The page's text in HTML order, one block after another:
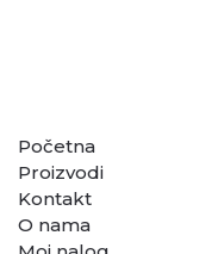
Početna
Proizvodi
Kontakt
O nama